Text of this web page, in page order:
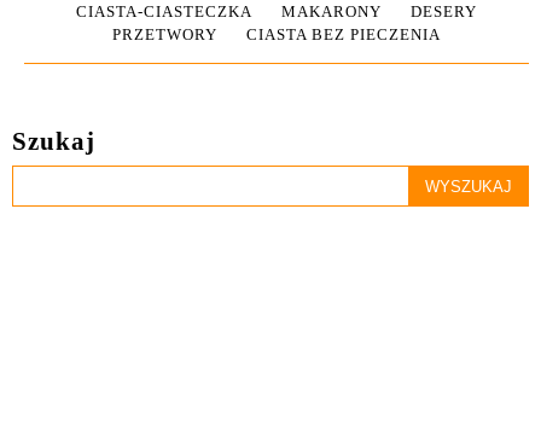
CIASTA-CIASTECZKA
MAKARONY
DESERY
PRZETWORY
CIASTA BEZ PIECZENIA
Szukaj